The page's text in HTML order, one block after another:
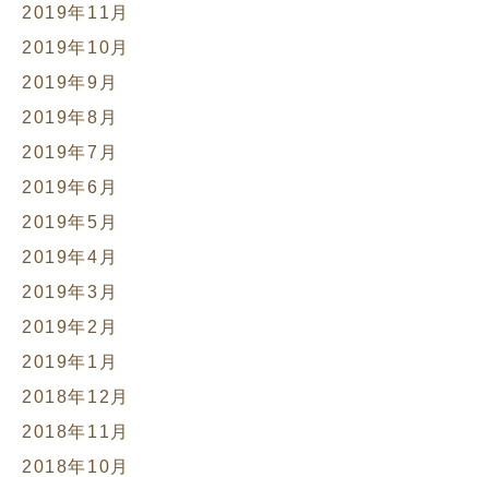
2019年11月
2019年10月
2019年9月
2019年8月
2019年7月
2019年6月
2019年5月
2019年4月
2019年3月
2019年2月
2019年1月
2018年12月
2018年11月
2018年10月